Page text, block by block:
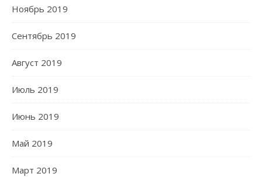
Ноябрь 2019
Сентябрь 2019
Август 2019
Июль 2019
Июнь 2019
Май 2019
Март 2019